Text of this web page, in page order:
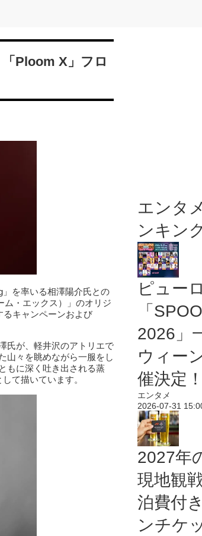
Ploom X」フロ
を率いる相澤陽介氏との
ム・エックス）」のオリジ
るキャンペーンおよび
氏が、軽井沢のアトリエで
山々を眺めながら一服をし
もに深く吐き出される蒸
て描いています。
エンタ
ンキン
ピュー
「
2026」
ウィー
催決定！
エンタメ
2026-07-31
2027年
現地観
泊費付
ンチケ